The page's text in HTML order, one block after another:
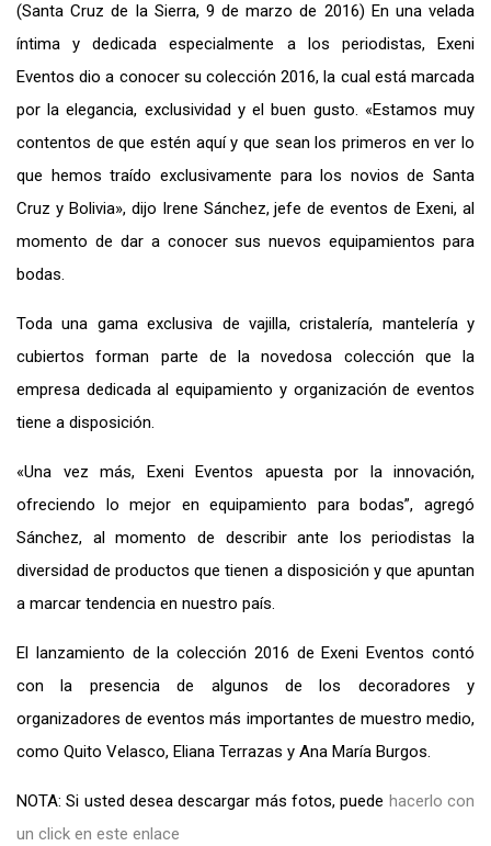
(Santa Cruz de la Sierra, 9 de marzo de 2016) En una velada
íntima y dedicada especialmente a los periodistas, Exeni
Eventos dio a conocer su colección 2016, la cual está marcada
por la elegancia, exclusividad y el buen gusto. «Estamos muy
contentos de que estén aquí y que sean los primeros en ver lo
que hemos traído exclusivamente para los novios de Santa
Cruz y Bolivia», dijo Irene Sánchez, jefe de eventos de Exeni, al
momento de dar a conocer sus nuevos equipamientos para
bodas.
Toda una gama exclusiva de vajilla, cristalería, mantelería y
cubiertos forman parte de la novedosa colección que la
empresa dedicada al equipamiento y organización de eventos
tiene a disposición.
«Una vez más, Exeni Eventos apuesta por la innovación,
ofreciendo lo mejor en equipamiento para bodas”, agregó
Sánchez, al momento de describir ante los periodistas la
diversidad de productos que tienen a disposición y que apuntan
a marcar tendencia en nuestro país.
El lanzamiento de la colección 2016 de Exeni Eventos contó
con la presencia de algunos de los decoradores y
organizadores de eventos más importantes de muestro medio,
como Quito Velasco, Eliana Terrazas y Ana María Burgos.
NOTA: Si usted desea descargar más fotos, puede hacerlo con
un click en este enlace